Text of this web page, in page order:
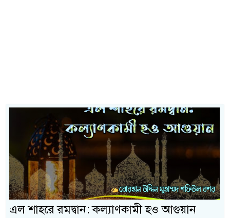
এল শাহরে রমদ্বান: কল্যাণকামী হও আগুয়ান